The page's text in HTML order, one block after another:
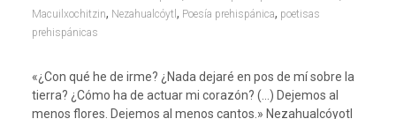
Macuilxochitzin, Nezahualcóytl , Poesía prehispánica, poetisas
prehispánicas
«¿Con qué he de irme? ¿Nada dejaré en pos de mí sobre la
tierra? ¿Cómo ha de actuar mi corazón? (…) Dejemos al
menos flores. Dejemos al menos cantos.» Nezahualcóyotl